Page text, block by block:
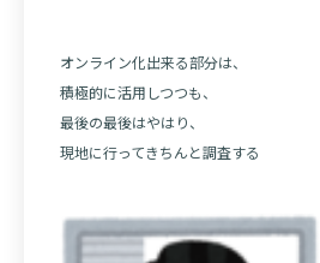
オンライン化出来る部分は、
積極的に活用しつつも、
最後の最後はやはり、
現地に行ってきちんと調査する